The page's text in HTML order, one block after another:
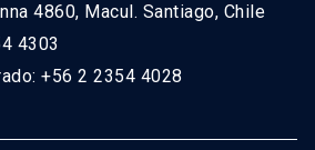
4860, Macul. Santiago, Chile
4303
+56 2 2354 4028